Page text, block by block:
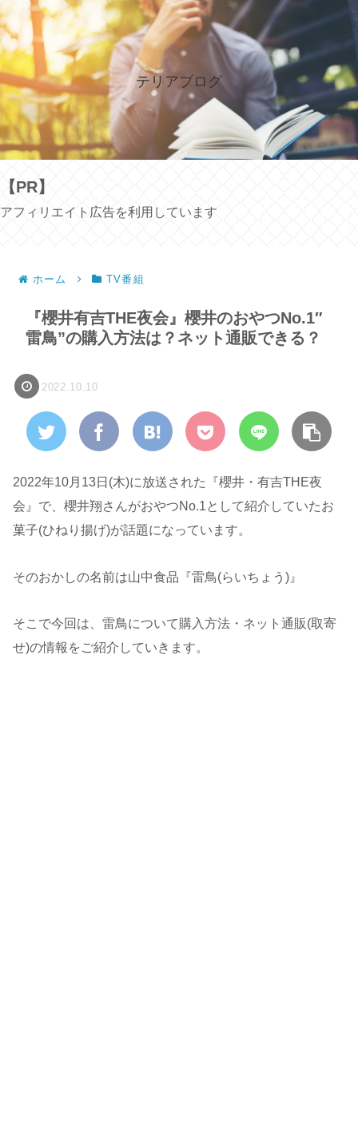
テリアブログ
【PR】
アフィリエイト広告を利用しています
ホーム TV番組
『櫻井有吉THE夜会』櫻井のおやつNo.1″
雷鳥”の購入方法は？ネット通販できる？
2022.10.10
2022年10月13日(木)に放送された『櫻井・有吉THE夜
会』で、櫻井翔さんがおやつNo.1として紹介していたお
菓子(ひねり揚げ)が話題になっています。
そのおかしの名前は山中食品『雷鳥(らいちょう)』
そこで今回は、雷鳥について購入方法・ネット通販(取寄
せ)の情報をご紹介していきます。